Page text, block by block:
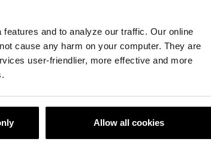
and to analyze our traffic. Our online
cause any harm on your computer. They are
user-friendlier, more effective and more
Allow all cookies